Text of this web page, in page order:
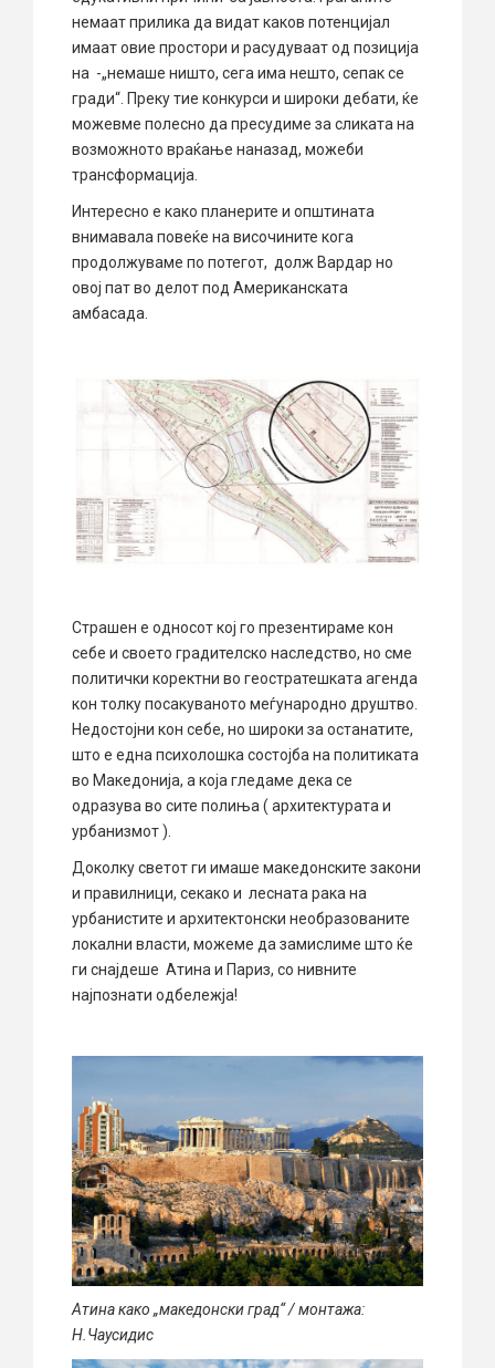
немаат прилика да видат каков потенцијал
имаат овие простори и расудуваат од позиција
на -„немаше ништо, сега има нешто, сепак се
гради“. Преку тие конкурси и широки дебати, ќе
можевме полесно да пресудиме за сликата на
возможното враќање наназад, можеби
трансформација.
Интересно е како планерите и општината
внимавала повеќе на височините кога
продолжуваме по потегот, долж Вардар но
овој пат во делот под Американската
амбасада.
Страшен е односот кој го презентираме кон
себе и своето градителско наследство, но сме
политички коректни во геостратешката агенда
кон толку посакуваното меѓународно друштво.
Недостојни кон себе, но широки за останатите,
што е една психолошка состојба на политиката
во Македонија, а која гледаме дека се
одразува во сите полиња ( архитектурата и
урбанизмот ).
Доколку светот ги имаше македонските закони
и правилници, секако и лесната рака на
урбанистите и архитектонски необразованите
локални власти, можеме да замислиме што ќе
ги снајдеше Атина и Париз, со нивните
најпознати одбележја!
Атина како „македонски град“ / монтажа:
Н.Чаусидис